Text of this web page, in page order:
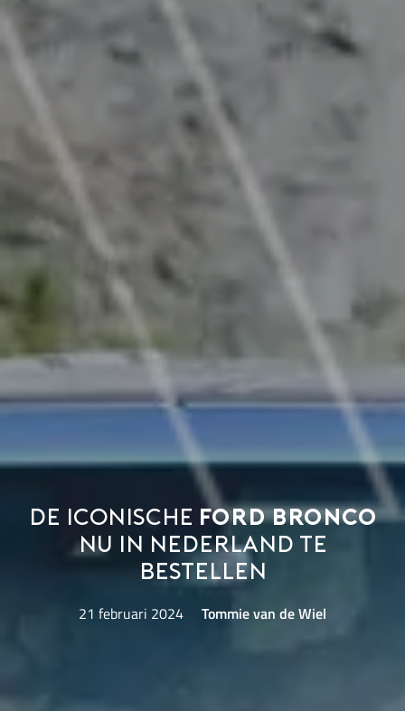
De iconische Ford Bronco
nu in Nederland te
bestellen
21 februari 2024 Tommie van de Wiel